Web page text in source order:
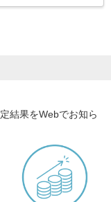
結果をWebでお知ら